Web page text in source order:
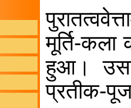
मूर्ति-कला
हुआ।
प्रतीक-